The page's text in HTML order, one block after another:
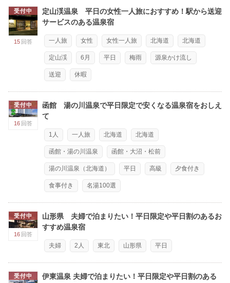
受付中
15 回答
定山渓温泉 平日の女性一人旅におすすめ！駅から送迎
サービスのある温泉宿
一人旅 女性 女性一人旅 北海道 北海道
定山渓 6月 平日 梅雨 源泉かけ流し
送迎 休暇
受付中
16 回答
函館 湯の川温泉で平日限定で安くなる温泉宿をおしえ
て
1人 一人旅 北海道 北海道
函館・湯の川温泉 函館・大沼・松前
湯の川温泉（北海道） 平日 高級 夕食付き
食事付き 名湯100選
受付中
16 回答
山形県 夫婦で泊まりたい！平日限定や平日割のあるお
すすめ温泉宿
夫婦 2人 東北 山形県 平日
受付中
伊東温泉 夫婦で泊まりたい！平日限定や平日割のある